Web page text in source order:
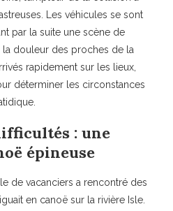
Les véhicules se sont
par la suite une scène de
douleur des proches de la
rapidement sur les lieux,
déterminer les circonstances
: une
épineuse
de vacanciers a rencontré des
en canoë sur la rivière Isle.